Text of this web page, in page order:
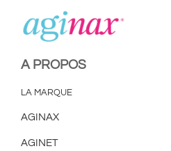
A PROPOS
LA MARQUE
AGINAX
AGINET